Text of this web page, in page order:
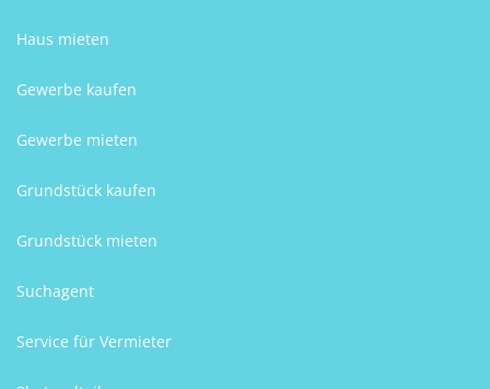
Haus mieten
Gewerbe kaufen
Gewerbe mieten
Grundstück kaufen
Grundstück mieten
Suchagent
Service für Vermieter